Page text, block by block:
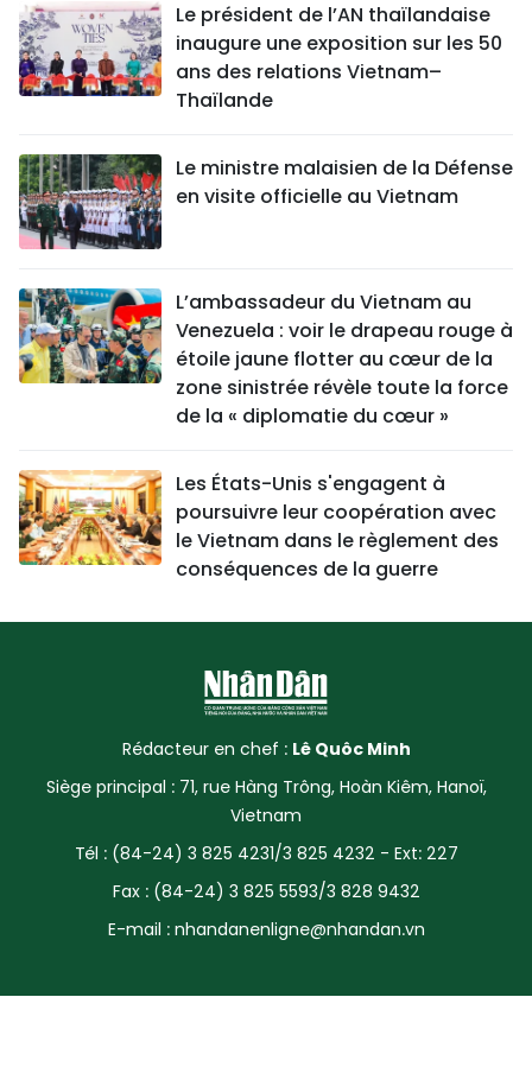
Le président de l’AN thaïlandaise
inaugure une exposition sur les 50
ans des relations Vietnam–
Thaïlande
Le ministre malaisien de la Défense
en visite officielle au Vietnam
L’ambassadeur du Vietnam au
Venezuela : voir le drapeau rouge à
étoile jaune flotter au cœur de la
zone sinistrée révèle toute la force
de la « diplomatie du cœur »
Les États-Unis s'engagent à
poursuivre leur coopération avec
le Vietnam dans le règlement des
conséquences de la guerre
Rédacteur en chef : Lê Quôc Minh
Siège principal : 71, rue Hàng Trông, Hoàn Kiêm, Hanoï,
Vietnam
Tél : (84-24) 3 825 4231/3 825 4232 - Ext: 227
Fax : (84-24) 3 825 5593/3 828 9432
E-mail : nhandanenligne@nhandan.vn